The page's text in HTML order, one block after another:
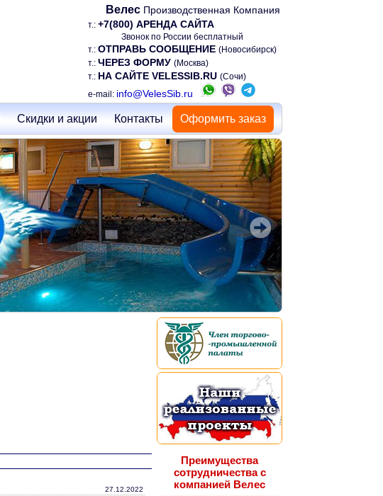
Велес Производственная Компания
т.: +7(800) АРЕНДА САЙТА
Звонок по России бесплатный
т.: ОТПРАВЬ СООБЩЕНИЕ (Новосибирск)
т.: ЧЕРЕЗ ФОРМУ (Москва)
т.: НА САЙТЕ VELESSIB.RU (Сочи)
e-mail: info@VelesSib.ru
Скидки и акции Контакты Оформить заказ
27.12.2022
Преимущества
сотрудничества с
компанией Велес